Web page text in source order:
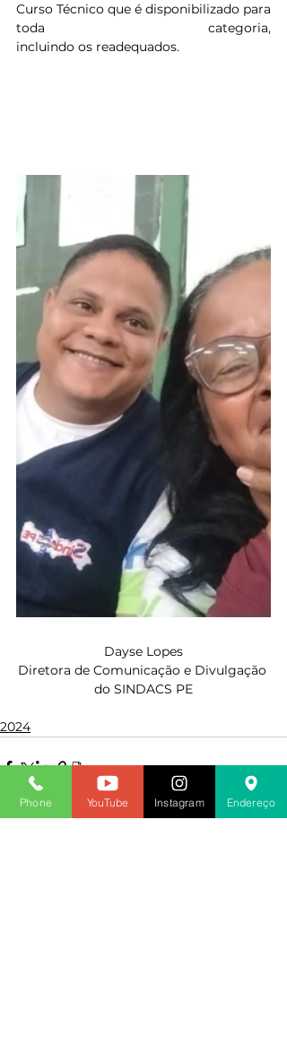
Curso Técnico que é disponibilizado para
toda categoria,
incluindo os readequados.
Dayse Lopes
Diretora de Comunicação e Divulgação
do SINDACS PE
2024
Phone YouTube Instagram Endereço